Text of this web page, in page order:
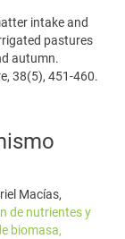
intake and
pastures
autumn.
38(5), 451-460.
Macías,
de nutrientes y
biomasa,